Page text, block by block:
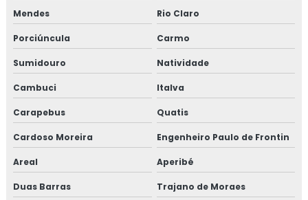
Consultoria em migração para versão 6.0 da norma FSSC
22000
Consultoria na norma FSSC 22000
Consultoria em plano gerenciamento de resíduos sólidos
Consultoria em política da qualidade
auditoria
Mendes Rio Claro
Porciúncula Carmo
Sumidouro Natividade
Cambuci Italva
Carapebus Quatis
Cardoso Moreira Engenheiro Paulo de Frontin
Areal Aperibé
Duas Barras Trajano de Moraes